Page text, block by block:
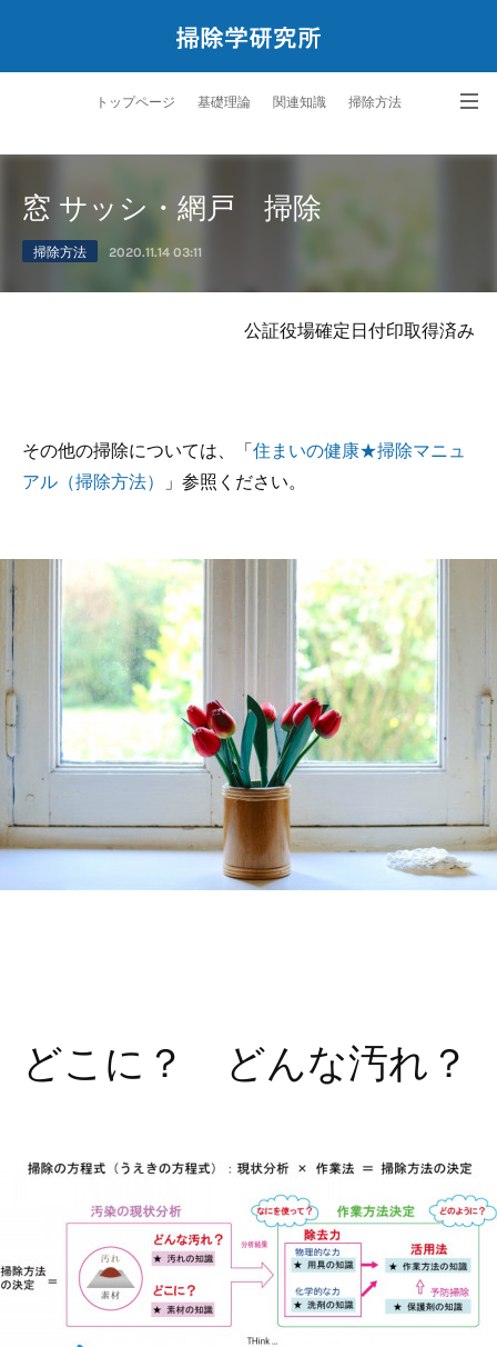
トップページ 基礎理論 関連知識 掃除方法
窓 サッシ・網戸 掃除
掃除方法 2020.11.14 03:11
公証役場確定日付印取得済み
その他の掃除については、「住まいの健康★掃除マニュ
アル（掃除方法）
」参照ください。
どこに？ どんな汚れ？